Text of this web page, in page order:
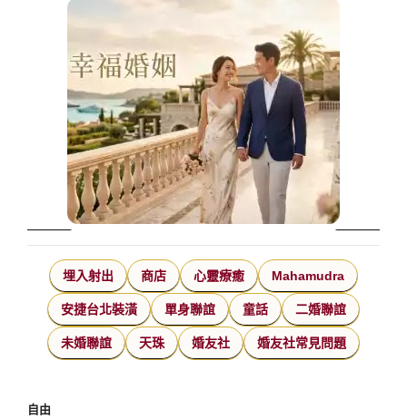
埋入射出 商店 心靈療癒 Mahamudra
安捷台北裝潢 單身聯誼 童話 二婚聯誼
未婚聯誼 天珠 婚友社 婚友社常見問題
自由